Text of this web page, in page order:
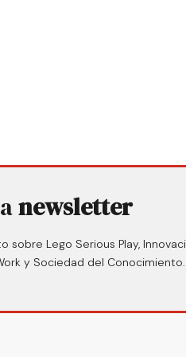
newsletter
sobre Lego Serious Play,
y Sociedad del Conocimiento.